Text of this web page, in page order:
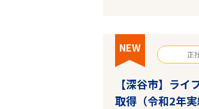
NEW 正
【深谷市】ラ
取得（令和2年実